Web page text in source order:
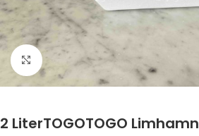
Click to enlarge
2 LiterTOGOTOGO Limhamn